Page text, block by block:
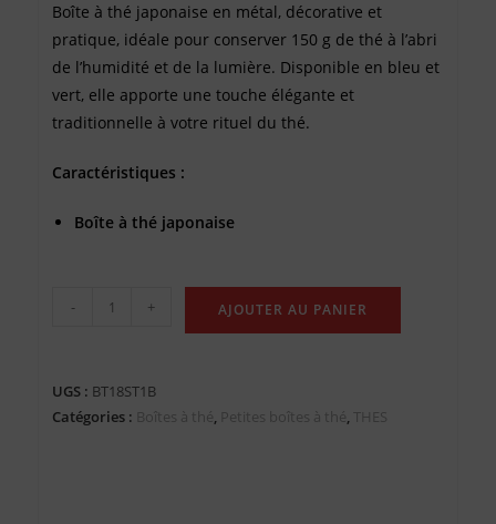
Boîte à thé japonaise en métal, décorative et
pratique, idéale pour conserver 150 g de thé à l’abri
de l’humidité et de la lumière. Disponible en bleu et
vert, elle apporte une touche élégante et
traditionnelle à votre rituel du thé.
Caractéristiques :
Boîte à thé japonaise
Couleur : bleu et vert
Diamètre : 8 cm
Idéale pour conserver le thé
Délai de livraison : 6 à 7 jours
- + AJOUTER AU PANIER
UGS : BT18ST1B
Catégories : Boîtes à thé, Petites boîtes à thé, THES